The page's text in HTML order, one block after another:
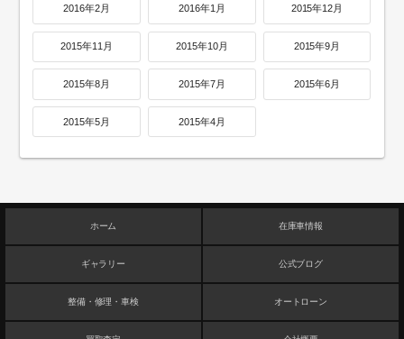
2016年2月 2016年1月 2015年12月
2015年11月 2015年10月 2015年9月
2015年8月 2015年7月 2015年6月
2015年5月 2015年4月
ホーム 在庫車情報
ギャラリー 公式ブログ
整備・修理・車検 オートローン